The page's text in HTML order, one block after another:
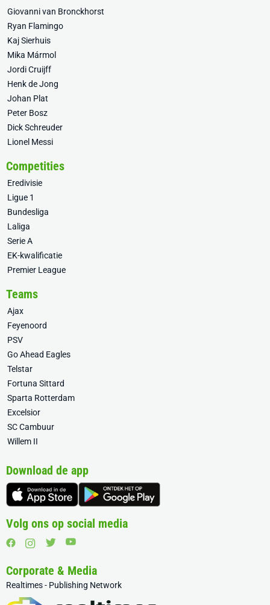
Giovanni van Bronckhorst
Ryan Flamingo
Kaj Sierhuis
Mika Mármol
Jordi Cruijff
Henk de Jong
Johan Plat
Peter Bosz
Dick Schreuder
Lionel Messi
Competities
Eredivisie
Ligue 1
Bundesliga
Laliga
Serie A
EK-kwalificatie
Premier League
Teams
Ajax
Feyenoord
PSV
Go Ahead Eagles
Telstar
Fortuna Sittard
Sparta Rotterdam
Excelsior
SC Cambuur
Willem II
Download de app
Volg ons op social media
Corporate & Media
Realtimes - Publishing Network